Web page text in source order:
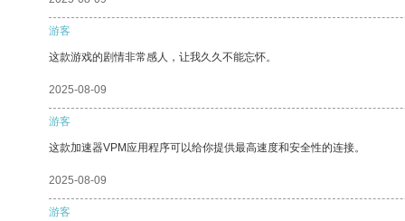
游客
这款游戏的剧情非常感人，让我久久不能忘怀。
2025-08-09
游客
这款加速器VPM应用程序可以给你提供最高速度和安全性的连接。
2025-08-09
游客